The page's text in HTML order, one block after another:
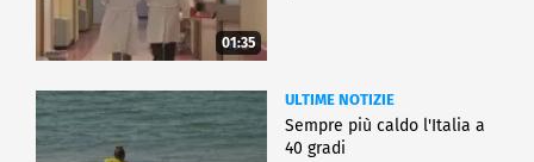
01:35
ULTIME NOTIZIE
Sempre più caldo l'Italia a
40 gradi